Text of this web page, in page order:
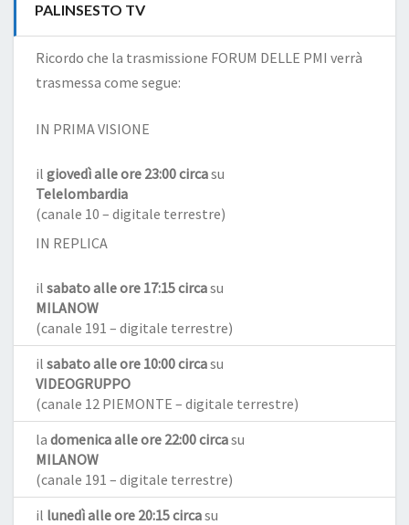
PALINSESTO TV
Ricordo che la trasmissione FORUM DELLE PMI verrà
trasmessa come segue:
IN PRIMA VISIONE
il giovedì alle ore 23:00 circasu
Telelombardia
(canale 10 – digitale terrestre)
IN REPLICA
il sabato alle ore 17:15 circasu
MILANOW
(canale 191 – digitale terrestre)
il sabato alle ore 10:00 circasu
VIDEOGRUPPO
(canale 12 PIEMONTE – digitale terrestre)
la domenica alle ore 22:00 circasu
MILANOW
(canale 191 – digitale terrestre)
il lunedì alle ore 20:15 circasu